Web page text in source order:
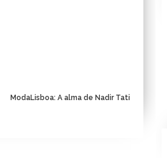
ModaLisboa: A alma de Nadir Tati